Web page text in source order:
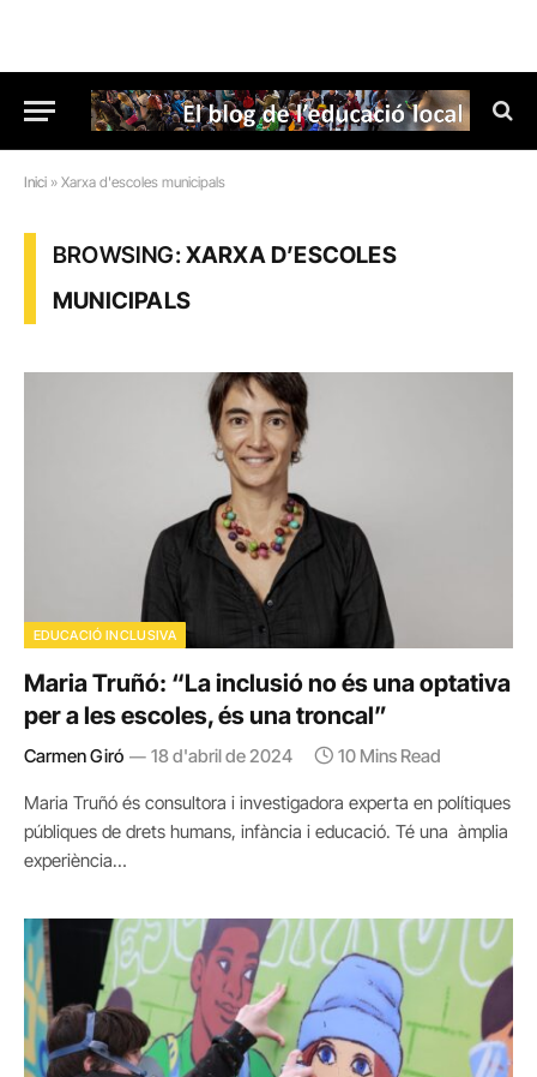
Inici » Xarxa d'escoles municipals
BROWSING:XARXA D’ESCOLES
MUNICIPALS
EDUCACIÓ INCLUSIVA
Maria Truñó: “La inclusió no és una optativa
per a les escoles, és una troncal”
Carmen Giró 18 d'abril de 2024 10 Mins Read
Maria Truñó és consultora i investigadora experta en polítiques
públiques de drets humans, infància i educació. Té una àmplia
experiència…